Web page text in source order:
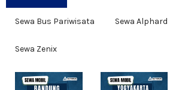
Sewa Bus Pariwisata Sewa Alphard
Sewa Zenix